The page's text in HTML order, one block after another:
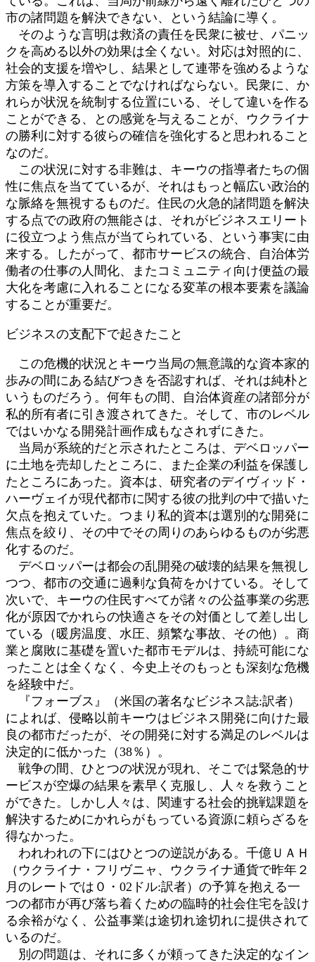
市の諸問題を解決できない、という結論に導く。
そのような言明は救済の責任を民衆に被せ、パニッ
クを高める以外の効果は全くない。対応は対照的に、
社会的支援を増やし、結果として連帯を強めるような
方策を導入することでなければならない。民衆に、か
れらが状況を統制する位置にいる、そして違いを作る
ことができる、との感覚を与えることが、ウクライナ
の勝利に対する彼らの確信を強化すると思われること
なのだ。
この状況に対する非難は、キーウの指導者たちの個
性に焦点を当てているが、それはもっと幅広い政治的
な脈絡を無視するものだ。住民の火急的諸問題を解決
する点での政府の無能さは、それがビジネスエリート
に役立つよう焦点が当てられている、という事実に由
来する。したがって、都市サービスの統合、自治体労
働者の仕事の人間化、またコミュニティ向け便益の最
大化を考慮に入れることになる変革の根本要素を議論
することが重要だ。
ビジネスの支配下で起きたこと
この危機的状況とキーウ当局の無意識的な資本家的
歩みの間にある結びつきを否認すれば、それは純朴と
いうものだろう。何年もの間、自治体資産の諸部分が
私的所有者に引き渡されてきた。そして、市のレベル
ではいかなる開発計画作成もなされずにきた。
当局が系統的だと示されたところは、デベロッパー
に土地を売却したところに、また企業の利益を保護し
たところにあった。資本は、研究者のデイヴィッド・
ハーヴェイが現代都市に関する彼の批判の中で描いた
欠点を抱えていた。つまり私的資本は選別的な開発に
焦点を絞り、その中でその周りのあらゆるものが劣悪
化するのだ。
デベロッパーは都会の乱開発の破壊的結果を無視し
つつ、都市の交通に過剰な負荷をかけている。そして
次いで、キーウの住民すべてが諸々の公益事業の劣悪
化が原因でかれらの快適さをその対価として差し出し
ている（暖房温度、水圧、頻繁な事故、その他）。商
業と腐敗に基礎を置いた都市モデルは、持続可能にな
ったことは全くなく、今史上そのもっとも深刻な危機
を経験中だ。
『フォーブス』（米国の著名なビジネス誌:訳者）
によれば、侵略以前キーウはビジネス開発に向けた最
良の都市だったが、その開発に対する満足のレベルは
決定的に低かった（38％）。
戦争の間、ひとつの状況が現れ、そこでは緊急的サ
ービスが空爆の結果を素早く克服し、人々を救うこと
ができた。しかし人々は、関連する社会的挑戦課題を
解決するためにかれらがもっている資源に頼らざるを
得なかった。
われわれの下にはひとつの逆説がある。千億ＵＡＨ
（ウクライナ・フリヴニャ、ウクライナ通貨で昨年２
月のレートでは０・02ドル:訳者）の予算を抱える一
つの都市が再び落ち着くための臨時的社会住宅を設け
る余裕がなく、公益事業は途切れ途切れに提供されて
いるのだ。
別の問題は、それに多くが頼ってきた決定的なイン